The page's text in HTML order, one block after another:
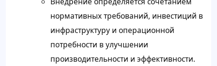
нормативных требований, инвестиций в
инфраструктуру и операционной
потребности в улучшении
производительности и эффективности.